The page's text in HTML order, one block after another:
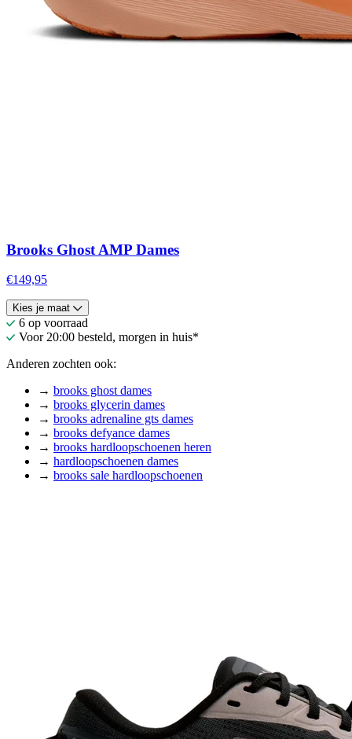
Brooks Ghost AMP Dames
€149,95
Kies je maat
6 op voorraad
Voor 20:00 besteld, morgen in huis*
Anderen zochten ook:
→ brooks ghost dames
→ brooks glycerin dames
→ brooks adrenaline gts dames
→ brooks defyance dames
→ brooks hardloopschoenen heren
→ hardloopschoenen dames
→ brooks sale hardloopschoenen